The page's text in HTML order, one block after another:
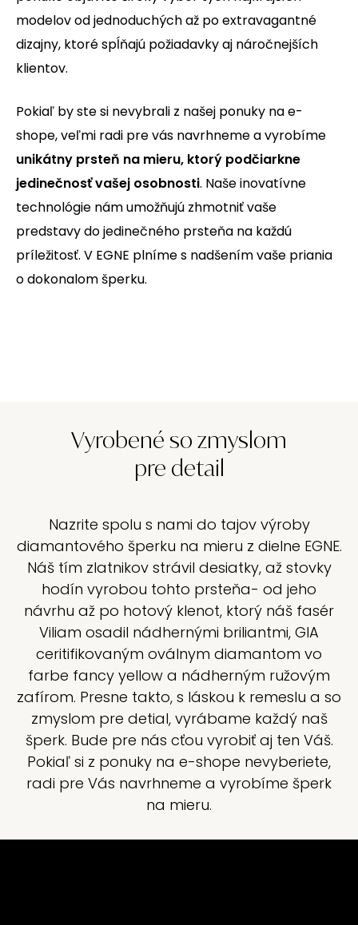
modelov od jednoduchých až po extravagantné
dizajny, ktoré spĺňajú požiadavky aj náročnejších
klientov.
Pokiaľ by ste si nevybrali z našej ponuky na e-
shope, veľmi radi pre vás navrhneme a vyrobíme
unikátny prsteň na mieru, ktorý podčiarkne
jedinečnosť vašej osobnosti. Naše inovatívne
technológie nám umožňujú zhmotniť vaše
predstavy do jedinečného prsteňa na každú
príležitosť. V EGNE plníme s nadšením vaše priania
o dokonalom šperku.
Vyrobené so zmyslom
pre detail
Nazrite spolu s nami do tajov výroby
diamantového šperku na mieru z dielne EGNE.
Náš tím zlatnikov strávil desiatky, až stovky
hodín vyrobou tohto prsteňa- od jeho
návrhu až po hotový klenot, ktorý náš fasér
Viliam osadil nádhernými briliantmi, GIA
ceritifikovaným oválnym diamantom vo
farbe fancy yellow a nádherným ružovým
zafírom. Presne takto, s láskou k remeslu a so
zmyslom pre detial, vyrábame každý naš
šperk. Bude pre nás cťou vyrobiť aj ten Váš.
Pokiaľ si z ponuky na e-shope nevyberiete,
radi pre Vás navrhneme a vyrobíme šperk
na mieru.